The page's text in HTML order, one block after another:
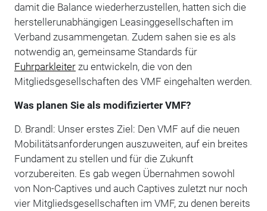
damit die Balance wiederherzustellen, hatten sich die
herstellerunabhängigen Leasinggesellschaften im
Verband zusammengetan. Zudem sahen sie es als
notwendig an, gemeinsame Standards für
Fuhrparkleiterzu entwickeln, die von den
Mitgliedsgesellschaften des VMF eingehalten werden.
Was planen Sie als modifizierter VMF?
D. Brandl: Unser erstes Ziel: Den VMF auf die neuen
Mobilitätsanforderungen auszuweiten, auf ein breites
Fundament zu stellen und für die Zukunft
vorzubereiten. Es gab wegen Übernahmen sowohl
von Non-Captives und auch Captives zuletzt nur noch
vier Mitgliedsgesellschaften im VMF, zu denen bereits